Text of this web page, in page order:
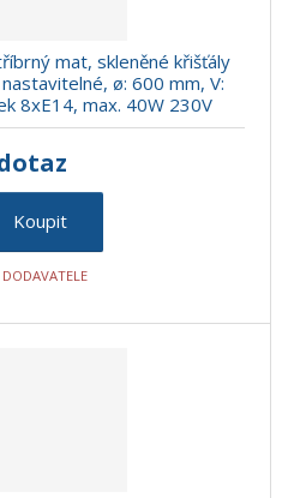
mat, skleněné křišťály
ø: 600 mm, V:
8xE14, max. 40W 230V
Koupit